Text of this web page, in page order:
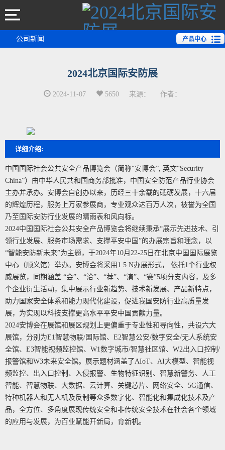
公司新闻 产品中心
2024北京国际安防展
2024-11-07 5650 来源： 作者：
详细介绍:
中国国际社会公共安全产品博览会（简称“安博会”, 英文“Security
China”）由中华人民共和国商务部批准，中国安全防范产品行业协会
主办并承办。安博会自创办以来，历经三十余载的砥砺发展，十六届
的辉煌历程，服务上万家参展商，专业观众达百万人次，被誉为全国
乃至国际安防行业发展的晴雨表和风向标。
2024中国国际社会公共安全产品博览会将继续秉承“展示先进技术、引
领行业发展、服务市场需求、支撑平安中国”的办展宗旨和理念，以
“智能安防新未来”为主题，于2024年10月22-25日在北京中国国际展览
中心（顺义馆）举办。安博会将采用1 5 N办展形式， 依托1个行业权
威展览，同期涵盖 “会”、“洽”、“荐”、“演”、“赛”5项分支内容，及多
个企业衍生活动，集中展示行业新趋势、技术新发展、产品新特点，
助力国家安全体系和能力现代化建设，促进我国安防行业高质量发
展，为实现以科技支撑更高水平平安中国贡献力量。
2024安博会在展馆和展区规划上更偏重于专业性和导向性，共设六大
展馆，分别为E1智慧物联/国际馆、E2智慧公安/数字安全/无人系统安
全馆、E3智能视频监控馆、W1数字城市/智慧社区馆、W2出入口控制/
报警馆和W3未来安全馆。展示题材涵盖了AIoT、AI大模型、智能视
频监控、出入口控制、入侵报警、生物特征识别、智慧新警务、人工
智能、智慧物联、大数据、云计算、关键芯片、网络安全、5G通信、
特种机器人和无人机及反制等众多数字化、智能化和集成化技术及产
品，全方位、多角度展现传统安全和非传统安全技术在社会各个领域
的应用与发展，为百业赋能开新局，育新机。